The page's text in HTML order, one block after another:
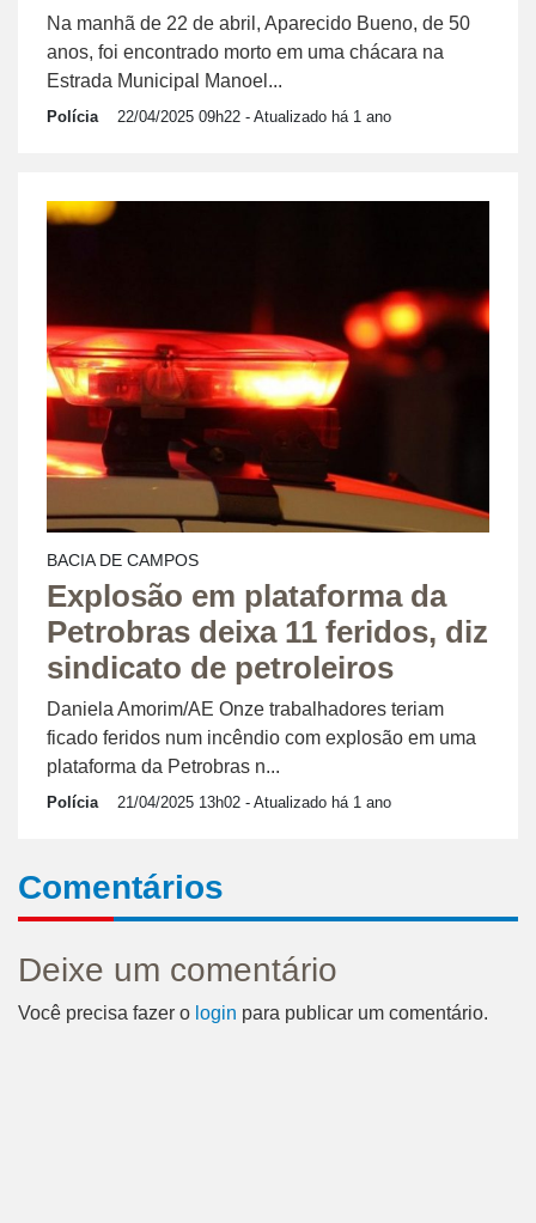
Na manhã de 22 de abril, Aparecido Bueno, de 50
anos, foi encontrado morto em uma chácara na
Estrada Municipal Manoel...
Polícia 22/04/2025 09h22 - Atualizado há 1 ano
BACIA DE CAMPOS
Explosão em plataforma da
Petrobras deixa 11 feridos, diz
sindicato de petroleiros
Daniela Amorim/AE Onze trabalhadores teriam
ficado feridos num incêndio com explosão em uma
plataforma da Petrobras n...
Polícia 21/04/2025 13h02 - Atualizado há 1 ano
Comentários
Deixe um comentário
Você precisa fazer o login para publicar um comentário.